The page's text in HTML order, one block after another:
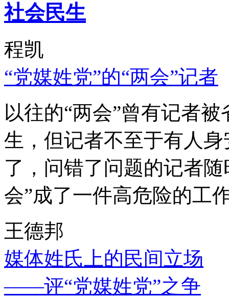
社会民生
程凯
“党媒姓党”的“两会”记者
以往的“两会”曾有记者
生，但记者不至于有人
了，问错了问题的记者
会”成了一件高危险的工
王德邦
媒体姓氏上的民间立场
——评“党媒姓党”之争